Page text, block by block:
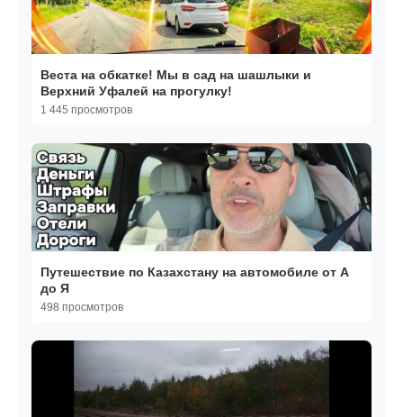
Веста на обкатке! Мы в сад на шашлыки и
Верхний Уфалей на прогулку!
1 445 просмотров
Путешествие по Казахстану на автомобиле от А
до Я
498 просмотров